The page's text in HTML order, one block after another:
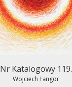
Nr Katalogowy 119.
Wojciech Fangor